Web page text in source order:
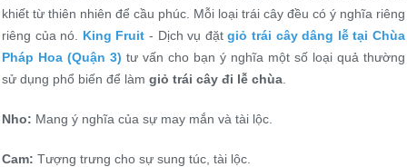
khiết từ thiên nhiên để cầu phúc. Mỗi loại trái cây đều có ý nghĩa riêng
riêng của nó. King Fruit - Dịch vụ đặtgiỏ trái cây dâng lễ tại Chùa
Pháp Hoa (Quận 3) tư vấn cho bạn ý nghĩa một số loại quả thường
sử dụng phổ biến để làm giỏ trái cây đi lễ chùa
Nho: Mang ý nghĩa của sự may mắn và tài lộc.
Cam: Tượng trưng cho sự sung túc, tài lộc.